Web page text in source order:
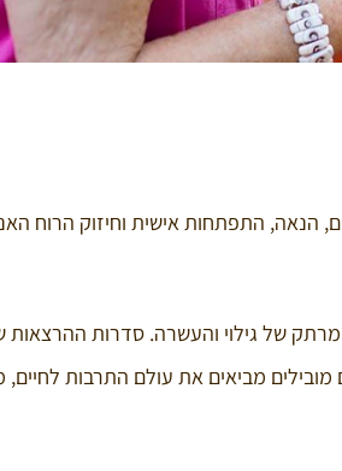
הנאה, התפתחות אישית וחיזוק הרוח
של גילוי והעשרה. סדרות ההרצאות
מביאים את עולם התרבות לחיים,